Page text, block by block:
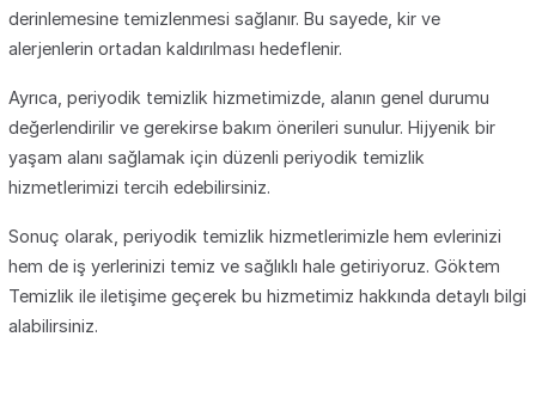
derinlemesine temizlenmesi sağlanır. Bu sayede, kir ve
alerjenlerin ortadan kaldırılması hedeflenir.
Ayrıca, periyodik temizlik hizmetimizde, alanın genel durumu
değerlendirilir ve gerekirse bakım önerileri sunulur. Hijyenik bir
yaşam alanı sağlamak için düzenli periyodik temizlik
hizmetlerimizi tercih edebilirsiniz.
Sonuç olarak, periyodik temizlik hizmetlerimizle hem evlerinizi
hem de iş yerlerinizi temiz ve sağlıklı hale getiriyoruz. Göktem
Temizlik ile iletişime geçerek bu hizmetimiz hakkında detaylı bilgi
alabilirsiniz.